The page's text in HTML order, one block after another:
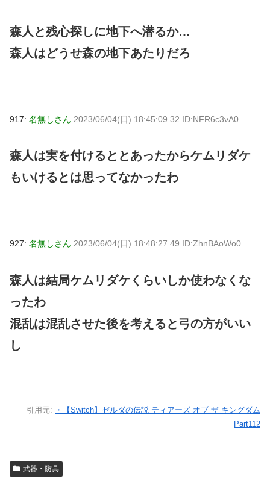
森人と残心探しに地下へ潜るか…
森人はどうせ森の地下あたりだろ
917: 名無しさん 2023/06/04(日) 18:45:09.32 ID:NFR6c3vA0
森人は実を付けるととあったからケムリダケ
もいけるとは思ってなかったわ
927: 名無しさん 2023/06/04(日) 18:48:27.49 ID:ZhnBAoWo0
森人は結局ケムリダケくらいしか使わなくな
ったわ
混乱は混乱させた後を考えると弓の方がいい
し
引用元:
・【Switch】ゼルダの伝説 ティアーズ オブ ザ キングダム
Part112
武器・防具